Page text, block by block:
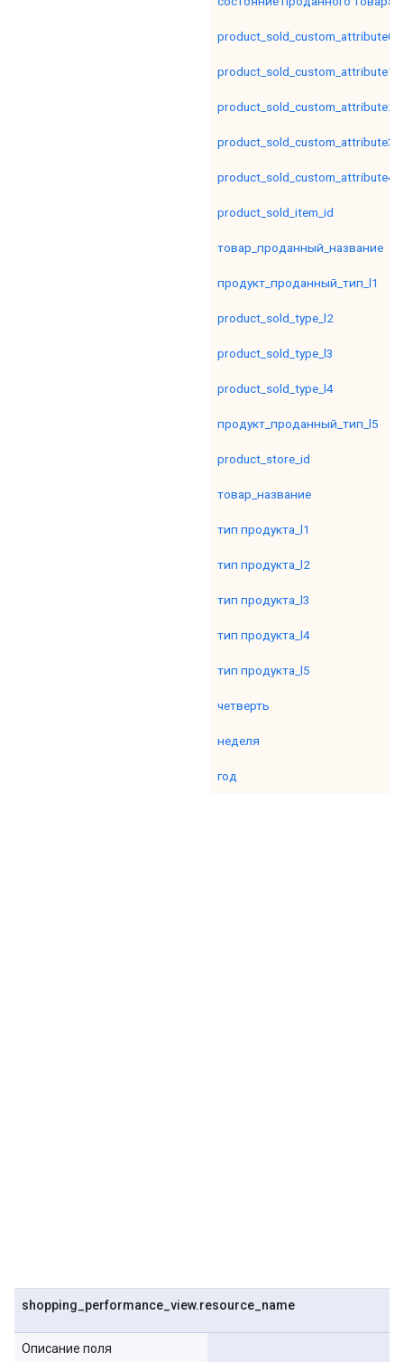
product_sold_custom_attribute0
product_sold_custom_attribute1
product_sold_custom_attribute2
product_sold_custom_attribute3
product_sold_custom_attribute4
product_sold_item_id
товар_проданный_название
продукт_проданный_тип_l1
product_sold_type_l2
product_sold_type_l3
product_sold_type_l4
продукт_проданный_тип_l5
product_store_id
товар_название
тип продукта_l1
тип продукта_l2
тип продукта_l3
тип продукта_l4
тип продукта_l5
четверть
неделя
год
shopping performance view.resource name
Описание поля